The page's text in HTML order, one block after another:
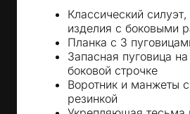
Классический
изделия с боковыми
Планка с 3
Запасная пуговица
боковой строчке
Воротник и манжеты
резинкой